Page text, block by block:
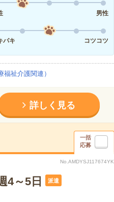
男性
パキ
コツコツ
祉介護関連）
詳しく見る
一括
応募
No.AMDYSJ117674YK
4～5日 派遣